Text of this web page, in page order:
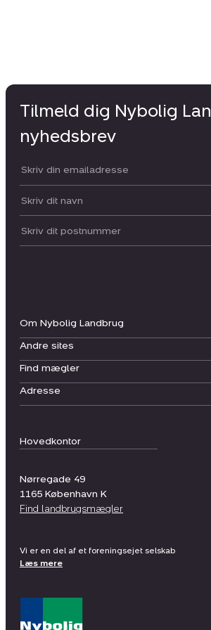
Hovedkontor
Nørregade 49
1165 København K
Find landbrugsmægler
Om Nybolig Landbrug
Andre sites
Find mægler
Adresse
Tilmeld dig Nybolig
nyhedsbrev
Din email:
Dit navn:
Postnummer
Vi er en del af et foreningsejet selskab
Læs mere